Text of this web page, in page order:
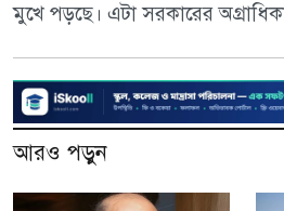
মুখে পড়ছে। এটা সরকারের
আরও পড়ুন